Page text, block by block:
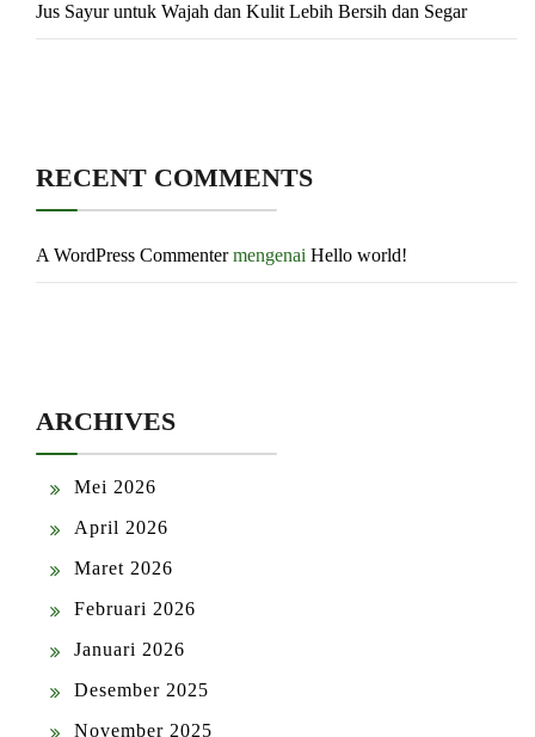
Jus Sayur untuk Wajah dan Kulit Lebih Bersih dan Segar
RECENT COMMENTS
A WordPress Commentermengenai Hello world!
ARCHIVES
Mei 2026
April 2026
Maret 2026
Februari 2026
Januari 2026
Desember 2025
November 2025